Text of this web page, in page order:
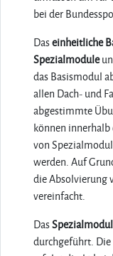
bei der
Daseinheitliche
Spezialmodule
das Basismodul
allen Dach- und
abgestimmte
können
von
werden. Auf
die Absolvierung
vereinfacht.
DasSpezialmodul
durchgeführt.